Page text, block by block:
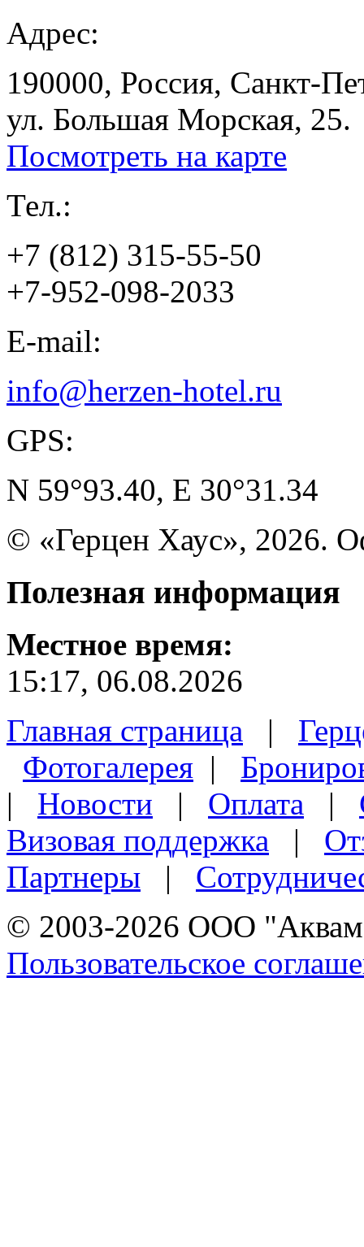
Адрес:
190000, Россия, Санкт-
ул. Большая Морская, 25.
Посмотреть на карте
Тел.:
+7 (812) 315-55-50
+7-952-098-2033
E-mail:
info@herzen-hotel.ru
GPS:
N 59°93.40, E 30°31.34
© «Герцен Хаус», 2026.
Полезная информация
Местное время:
15:17, 06.08.2026
Главная страница |
Фотогалерея |
| Новости | Оплата |
Визовая поддержка |
Партнеры |
© 2003-2026 ООО
Пользовательское